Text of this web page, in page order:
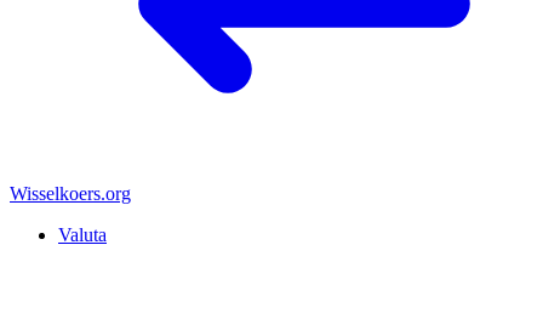
Wisselkoers.org
Valuta